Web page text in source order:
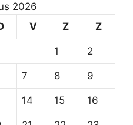
2026
V Z Z
1 2
7 8 9
14 15 16